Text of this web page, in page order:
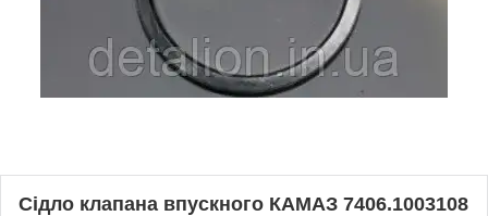
Сідло клапана впускного КАМАЗ 7406.1003108